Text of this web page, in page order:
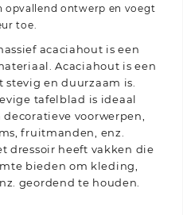
opvallend ontwerp en voegt
toe.
acaciahout is een
Acaciahout is een
en duurzaam is.
tafelblad is ideaal
voorwerpen,
fruitmanden, enz.
dressoir heeft vakken die
bieden om kleding,
geordend te houden.